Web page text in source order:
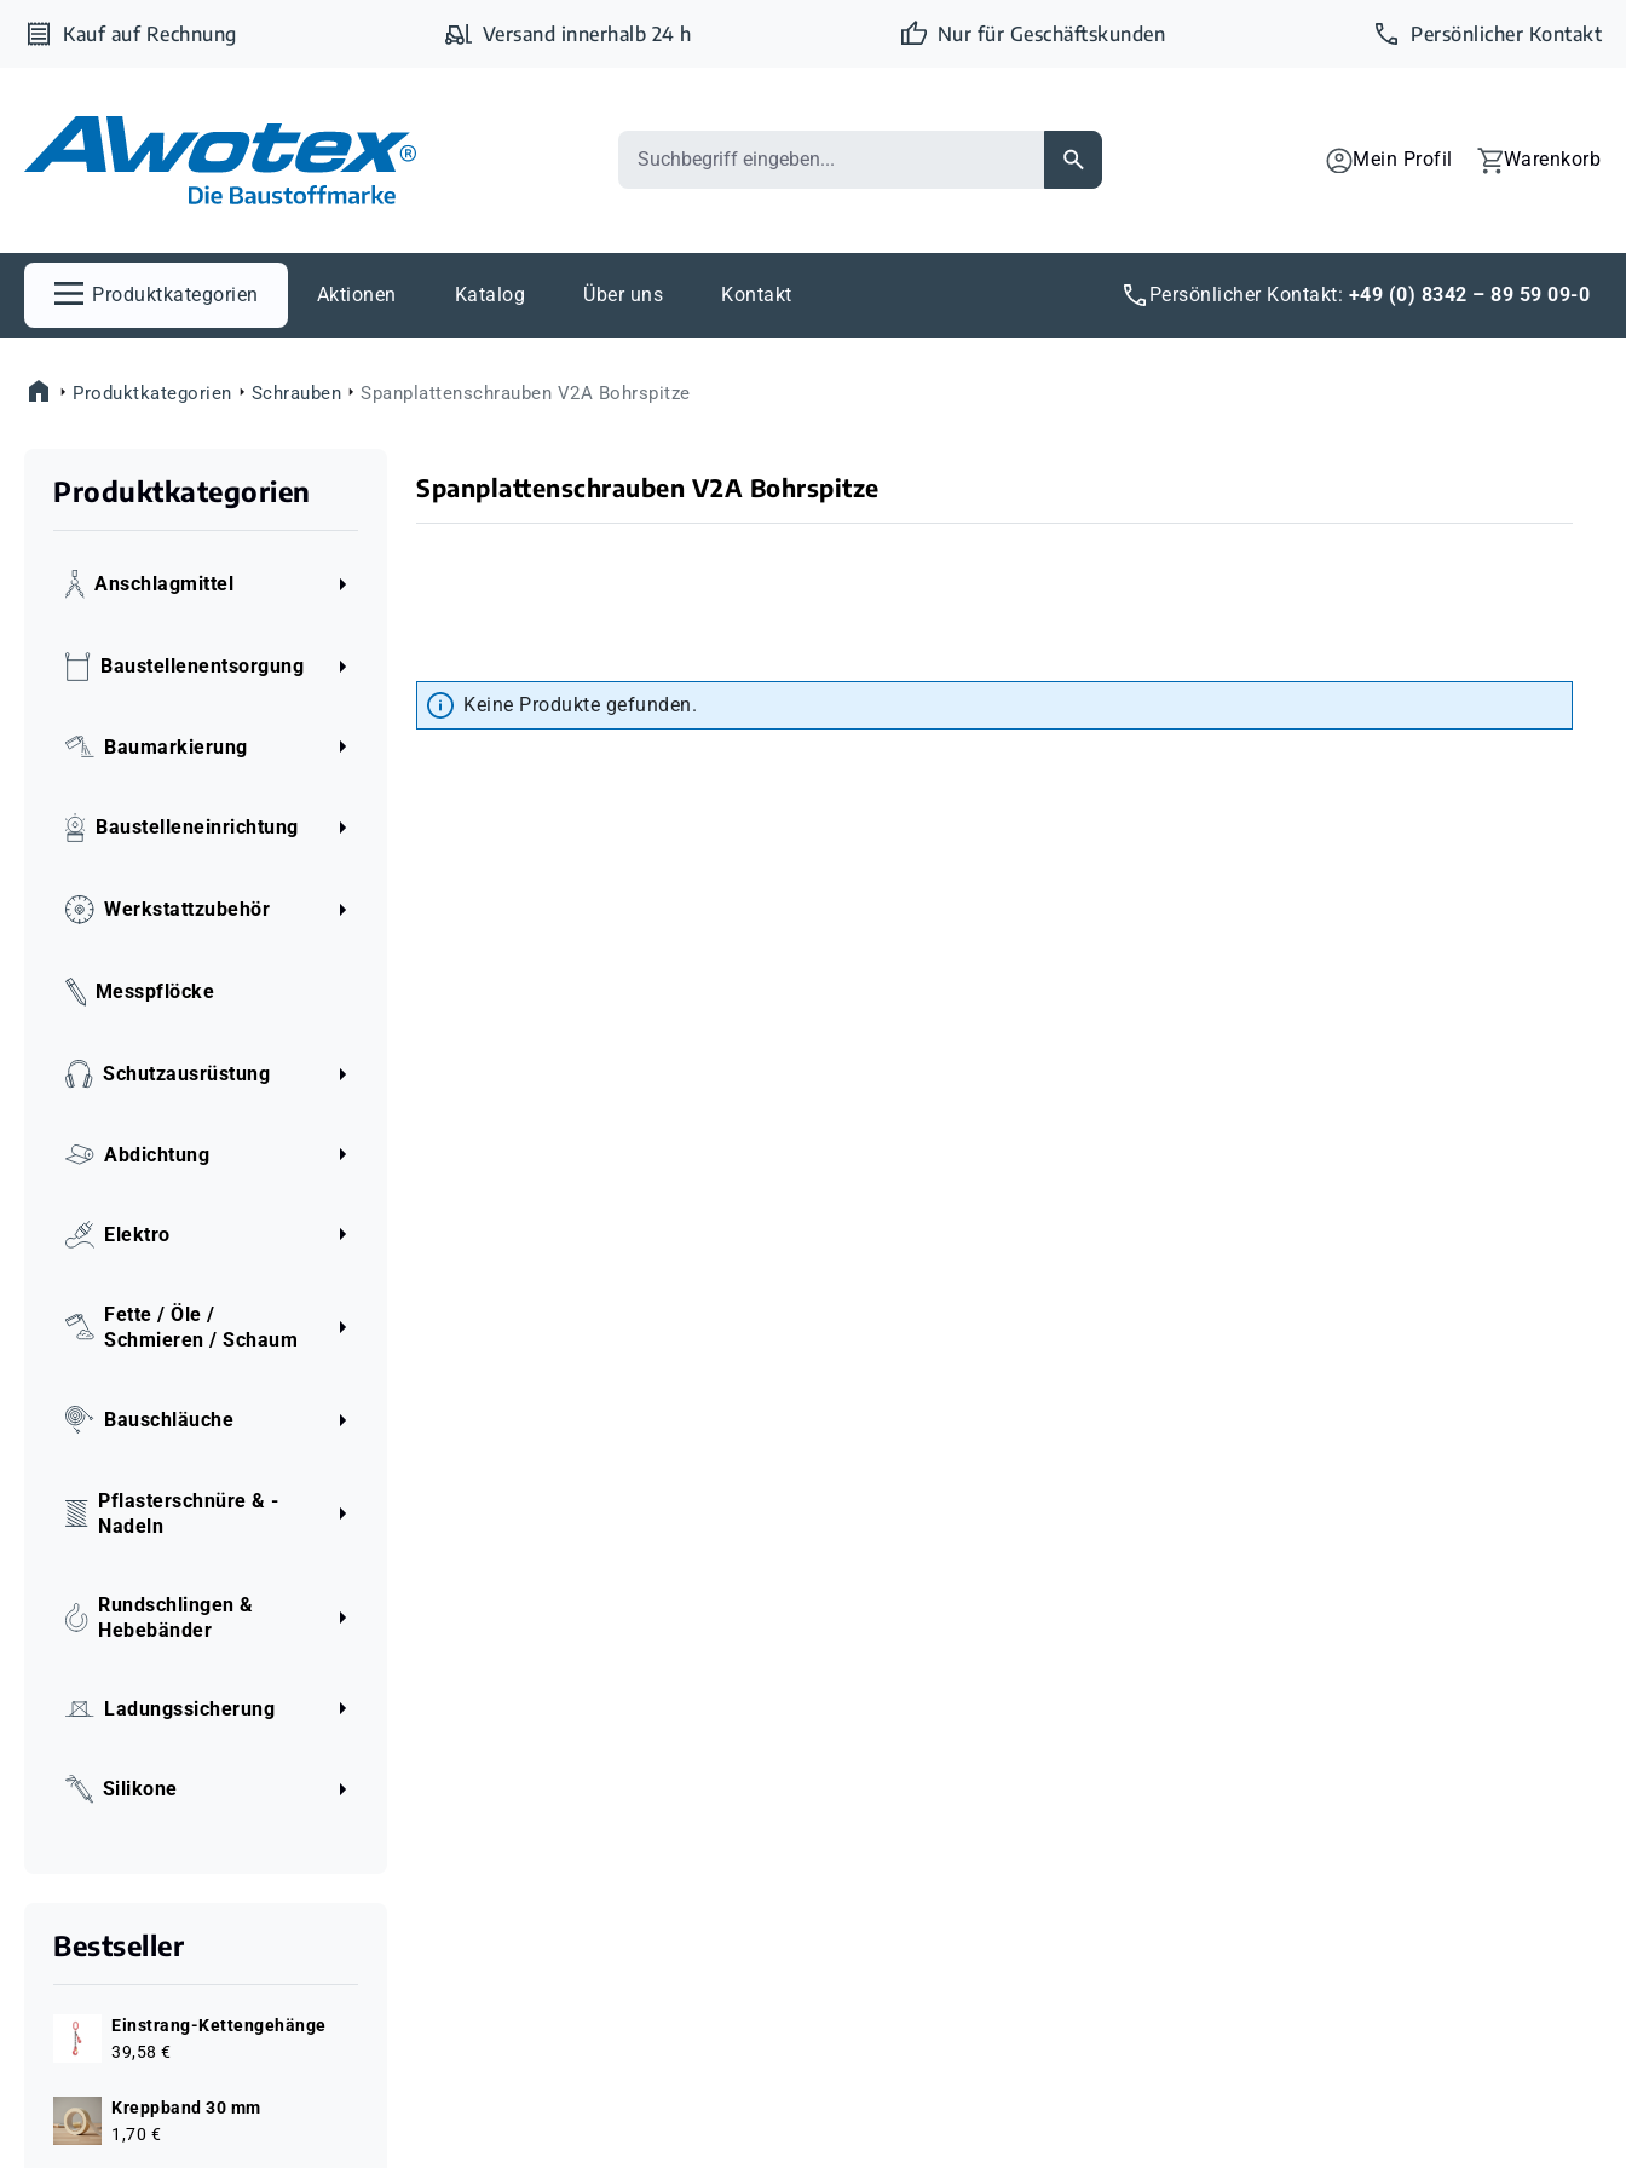
Hauptinhalt springen
Zur Suche springen
Zur Hauptnavigation springen
Kauf auf Rechnung Versand innerhalb 24 h Nur für Geschäftskunden Persönlicher Kontakt
Mein Profil Warenkorb
Produktkategorien Aktionen Katalog Über uns Kontakt Persönlicher Kontakt: +49 (0) 8342 – 89 59 09-0
Produktkategorien Schrauben Spanplattenschrauben V2A Bohrspitze
Spanplattenschrauben V2A Bohrspitze
Keine Produkte gefunden.
Produktkategorien
Anschlagmittel
Baustellenentsorgung
Baumarkierung
Baustelleneinrichtung
Werkstattzubehör
Messpflöcke
Schutzausrüstung
Abdichtung
Elektro
Fette / Öle /
Schmieren / Schaum
Bauschläuche
Pflasterschnüre & -
Nadeln
Rundschlingen &
Hebebänder
Ladungssicherung
Silikone
Bestseller
Einstrang-Kettengehänge
39,58 €
Kreppband 30 mm
1,70 €